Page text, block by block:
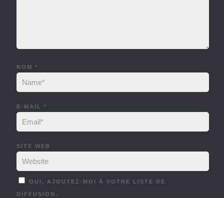
NOM *
E-MAIL *
SITE WEB
OUI, AJOUTEZ-MOI À VOTRE LISTE DE
DIFFUSION.